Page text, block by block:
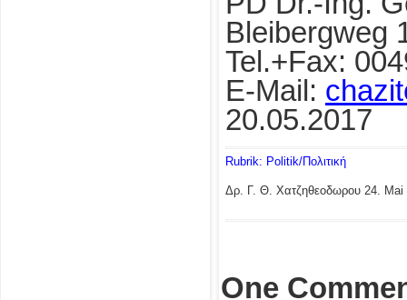
Bleibergweg
Tel.+Fax:
E-Mail:
20.05.2017
Rubrik: Politik/Πολιτική
Δρ. Γ. Θ. Χατζηθεοδωρου 24. Mai
One